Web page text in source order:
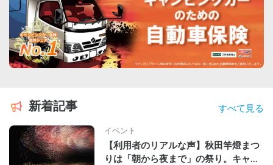
新着記事 すべて見る
イベント
【利用者のリアルな声】秋田竿燈まつ
りは「朝から夜まで」の祭り。キャン